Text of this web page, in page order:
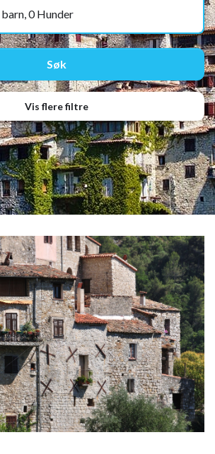
Vis flere filtre